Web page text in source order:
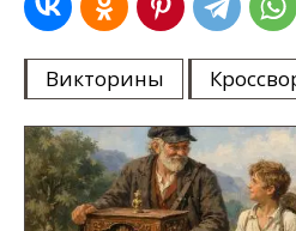
Викторины